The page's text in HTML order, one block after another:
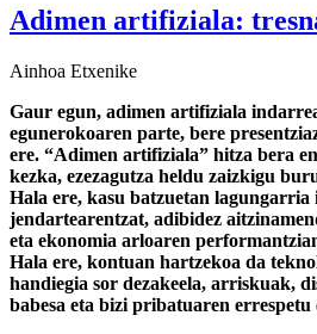
Adimen artifiziala:
Ainhoa Etxenike
Gaur egun, adimen artifiziala
egunerokoaren parte, bere
ere. “Adimen artifiziala” hitza bera
kezka, ezezagutza heldu zaizkigu
Hala ere, kasu batzuetan lagungarria
jendartearentzat, adibidez
eta ekonomia arloaren
Hala ere, kontuan hartzekoa da
handiegia sor dezakeela, arriskuak,
babesa eta bizi pribatuaren errespetu